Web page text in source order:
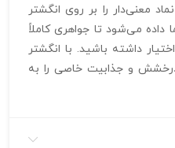
معنی‌دار را بر روی انگشتر
داده می‌شود تا جواهری کاملاً
داشته باشید. با انگشتر
همیشه درخشش و جذابیت خاصی را به